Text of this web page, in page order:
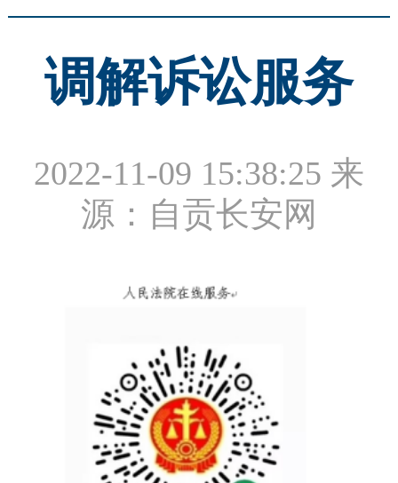
调解诉讼服务
2022-11-09 15:38:25 来
源：自贡长安网